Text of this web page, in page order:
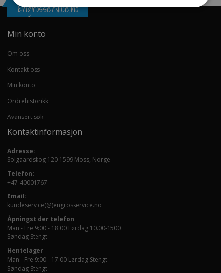
Engrosservice.no
Min konto
Om oss
Kontakt oss
Min konto
Ordrehistorikk
Avansert søk
Kontaktinformasjon
Adresse:
Solgaardskog 120 1599 Moss, Norge
Telefon:
+47-40001767
Email:
kundeservice(@)engrosservice.no
Åpningstider telefon
Man - Fre 9:00 - 18:00 Lørdag 10.00-1500
Søndag Stengt
Hentelager
Man - Fre 9:00 - 17:00 Lørdag Stengt
Søndag Stengt